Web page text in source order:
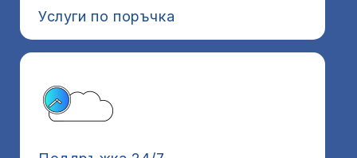
Услуги по поръчка